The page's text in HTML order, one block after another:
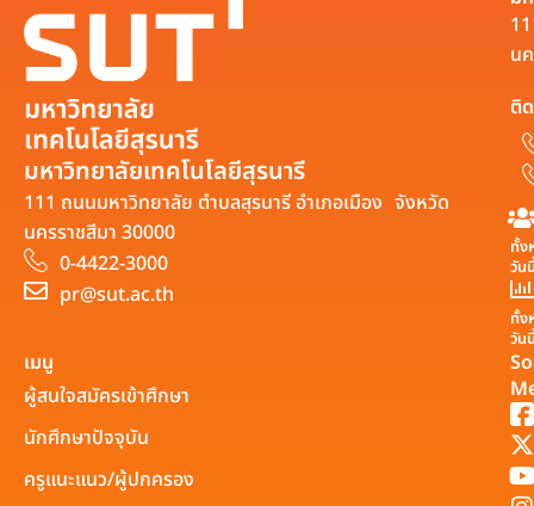
มหาวิทยาลัยเทคโนโลยีสุรนารี
111 ถนนมหาวิทยาลัย ตำบลสุรนารี อำเภอเมือง จังหวัด
นครราชสีมา 30000
0-4422-3000
pr@sut.ac.th
น
ติ
ทั้ง
วัน
ทั้ง
วัน
เมนู
ผู้สนใจสมัครเข้าศึกษา
นักศึกษาปัจจุบัน
ครูแนะแนว/ผู้ปกครอง